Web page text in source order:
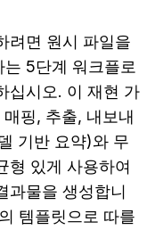
려면 원시 파일을
5단계 워크플로
십시오. 이 재현 가
핑, 추출, 내보내
기반 요약)와 무
형 있게 사용하여
과물을 생성합니
템플릿으로 따를